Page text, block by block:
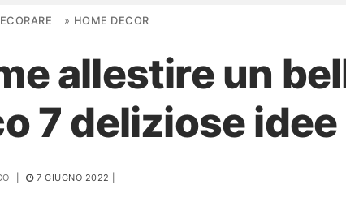
NOVITÀ
AMBIENTI
» HOME DECOR
allestire un
7 deliziose
7 GIUGNO 2022